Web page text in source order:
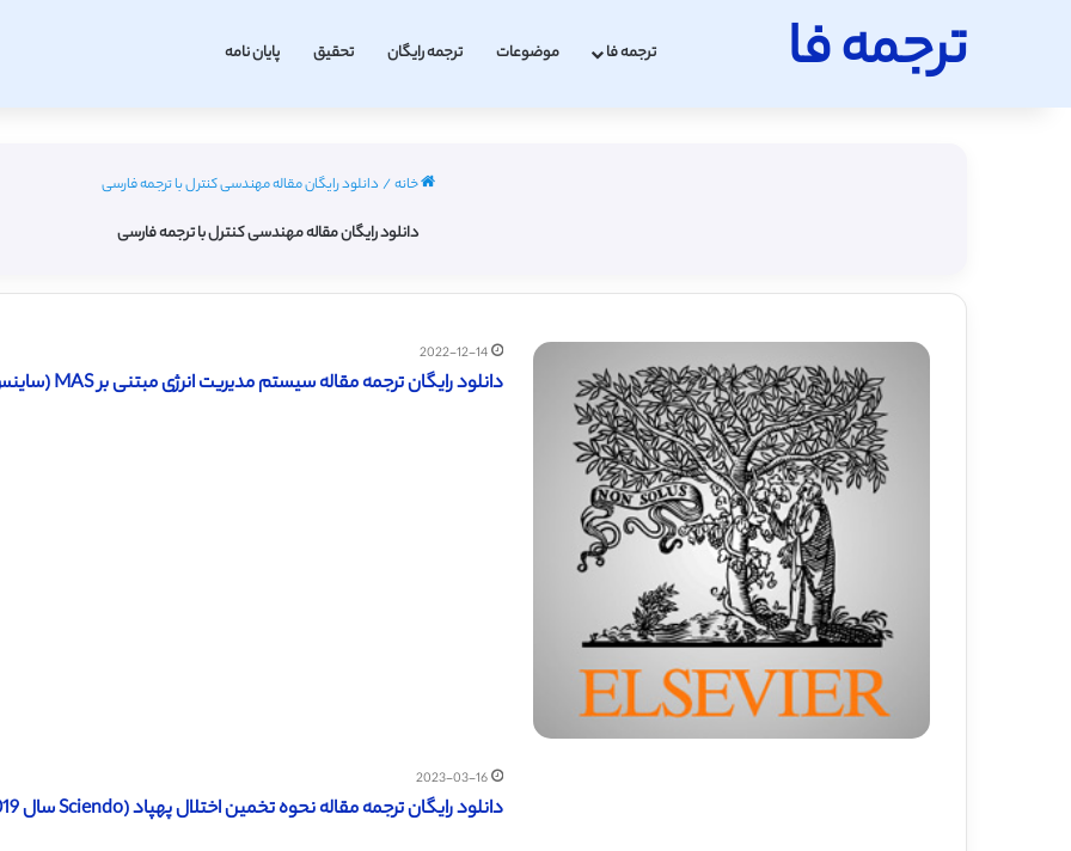
ترجمه فا ترجمه فا موضوعات ترجمه رایگان تحقیق پایان نامه
خانه/ دانلود رایگان مقاله مهندسی کنترل با ترجمه فارسی
دانلود رایگان مقاله مهندسی کنترل با ترجمه فارسی
2022-12-14
دانلود رایگان ترجمه مقاله سیستم مدیریت انرژی مبتنی بر MAS (ساینس دایرکت – الزویر 2015)
2023-03-16
دانلود رایگان ترجمه مقاله نحوه تخمین اختلال پهپاد (Sciendo سال 2019)